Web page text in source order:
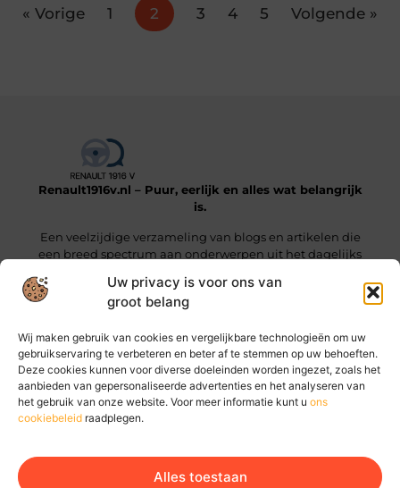
Uw privacy is voor ons van
groot belang
Wij maken gebruik van cookies en vergelijkbare technologieën om uw
gebruikservaring te verbeteren en beter af te stemmen op uw behoeften.
Deze cookies kunnen voor diverse doeleinden worden ingezet, zoals het
aanbieden van gepersonaliseerde advertenties en het analyseren van
het gebruik van onze website. Voor meer informatie kunt u ons
cookiebeleid raadplegen.
Alles toestaan
« Vorige 1 2 3 4 5 Volgende »
Renault1916v.nl – Puur, eerlijk en alles wat belangrijk
is.
Een veelzijdige verzameling van blogs en artikelen die
een breed spectrum aan onderwerpen uit het dagelijks
Onze informatie
Bericht categorie